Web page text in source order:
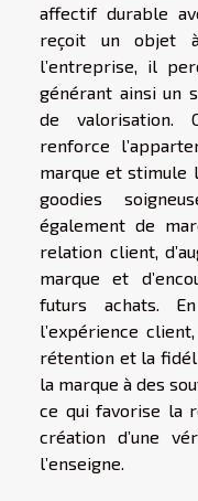
affectif durable
reçoit un objet
l’entreprise, il
générant ainsi un
de valorisation.
renforce
marque et stimule
goodies
également de
relation client,
marque et
futurs achats.
l’expérience
rétention et la
la marque à des
ce qui favorise la
création d’une
l’enseigne.